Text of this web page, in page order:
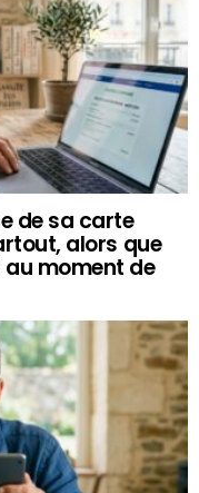
de sa carte
alors que
au moment de